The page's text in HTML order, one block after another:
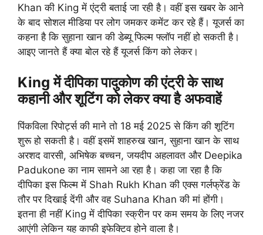
Khan की King में एंट्री बताई जा रही है। वहीं इस खबर के आने
के बाद सोशल मीडिया पर लोग जमकर कमेंट कर रहे हैं। यूजर्स का
कहना है कि सुहाना खान की डेब्यू फिल्म फ्लॉप नहीं हो सकती है।
आइए जानते हैं क्या बोल रहे हैं यूजर्स किंग को लेकर।
King में दीपिका पादुकोण की एंट्री के साथ
कहानी और शूटिंग को लेकर क्या है अफवाहें
पिंकविला रिपोर्ट्स की माने तो 18 मई 2025 से किंग की शूटिंग
शुरू हो सकती है। वहीं इसमें शाहरुख खान, सुहाना खान के साथ
अरशद वारसी, अभिषेक बच्चन, जयदीप अहलावत और Deepika
Padukone का नाम सामने आ रहा है। कहा जा रहा है कि
दीपिका इस फिल्म में Shah Rukh Khan की एक्स गर्लफ्रेंड के
तौर पर दिखाई देंगी और वह Suhana Khan की मां होंगी।
इतना ही नहीं King में दीपिका स्क्रीन पर कम समय के लिए नजर
आएंगी लेकिन यह काफी इफेक्टिव होने वाला है।